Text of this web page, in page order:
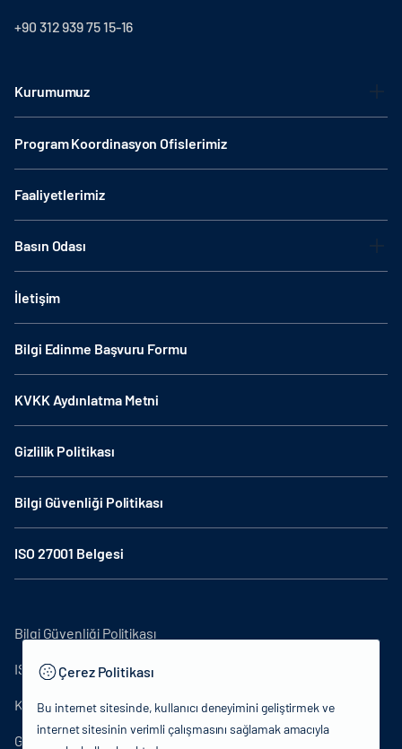
+90 312 939 75 15-16
Kurumumuz
Program Koordinasyon Ofislerimiz
Faaliyetlerimiz
Basın Odası
İletişim
Bilgi Edinme Başvuru Formu
KVKK Aydınlatma Metni
Gizlilik Politikası
Bilgi Güvenliği Politikası
ISO 27001 Belgesi
Bilgi Güvenliği Politikası
ISO27001
KVKK Aydınlatma Metni
Gizlilik Politikası
Çerez Politikası
Bu internet sitesinde, kullanıcı deneyimini geliştirmek ve
internet sitesinin verimli çalışmasını sağlamak amacıyla